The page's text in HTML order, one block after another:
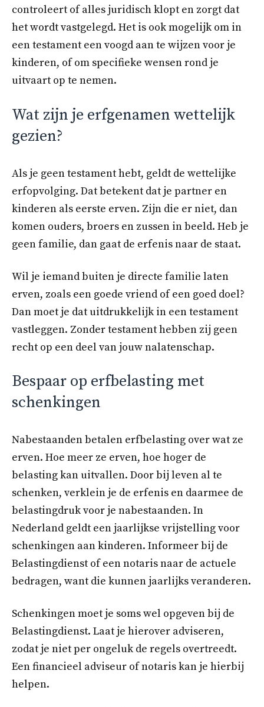
controleert of alles juridisch klopt en zorgt dat
het wordt vastgelegd. Het is ook mogelijk om in
een testament een voogd aan te wijzen voor je
kinderen, of om specifieke wensen rond je
uitvaart op te nemen.
Wat zijn je erfgenamen wettelijk
gezien?
Als je geen testament hebt, geldt de wettelijke
erfopvolging. Dat betekent dat je partner en
kinderen als eerste erven. Zijn die er niet, dan
komen ouders, broers en zussen in beeld. Heb je
geen familie, dan gaat de erfenis naar de staat.
Wil je iemand buiten je directe familie laten
erven, zoals een goede vriend of een goed doel?
Dan moet je dat uitdrukkelijk in een testament
vastleggen. Zonder testament hebben zij geen
recht op een deel van jouw nalatenschap.
Bespaar op erfbelasting met
schenkingen
Nabestaanden betalen erfbelasting over wat ze
erven. Hoe meer ze erven, hoe hoger de
belasting kan uitvallen. Door bij leven al te
schenken, verklein je de erfenis en daarmee de
belastingdruk voor je nabestaanden. In
Nederland geldt een jaarlijkse vrijstelling voor
schenkingen aan kinderen. Informeer bij de
Belastingdienst of een notaris naar de actuele
bedragen, want die kunnen jaarlijks veranderen.
Schenkingen moet je soms wel opgeven bij de
Belastingdienst. Laat je hierover adviseren,
zodat je niet per ongeluk de regels overtreedt.
Een financieel adviseur of notaris kan je hierbij
helpen.